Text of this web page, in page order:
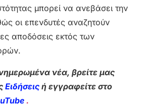
μπορεί να ανεβάσει την
οι επενδυτές αναζητούν
αποδόσεις εκτός των
νέα, βρείτε μας
Ειδήσεις ή εγγραφείτε στο
.